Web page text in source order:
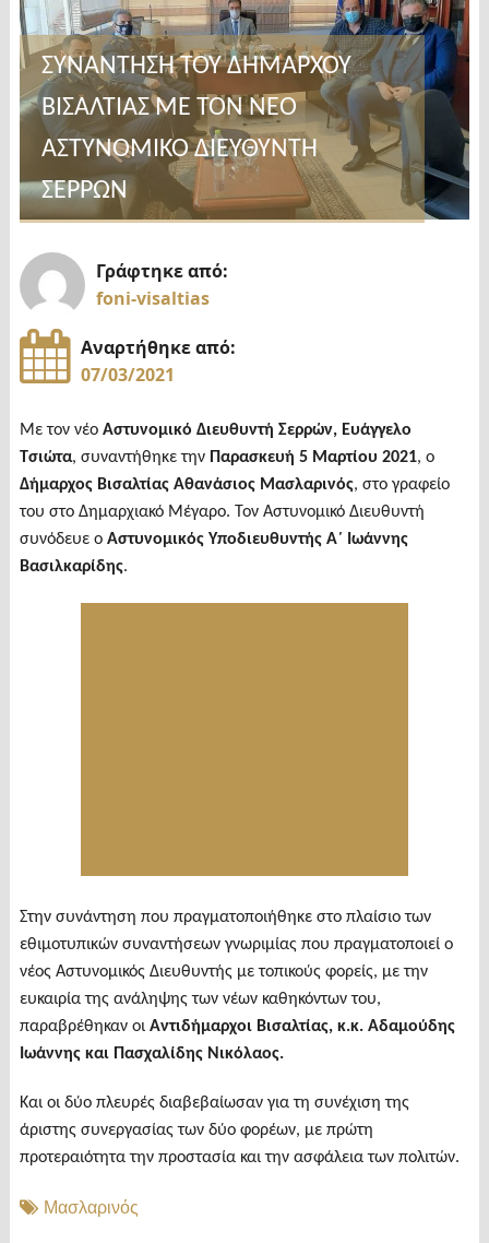
ΣΥΝΑΝΤΗΣΗ ΤΟΥ ΔΗΜΑΡΧΟΥ
ΒΙΣΑΛΤΙΑΣ ΜΕ ΤΟΝ ΝΕΟ
ΑΣΤΥΝΟΜΙΚΟ ΔΙΕΥΘΥΝΤΗ
ΣΕΡΡΩΝ
Γράφτηκε από:
foni-visaltias
Αναρτήθηκε από:
07/03/2021
Με τον νέο Αστυνομικό Διευθυντή Σερρών, Ευάγγελο
Τσιώτα, συναντήθηκε την Παρασκευή 5 Μαρτίου 2021, ο
Δήμαρχος Βισαλτίας Αθανάσιος Μασλαρινός, στο γραφείο
του στο Δημαρχιακό Μέγαρο. Τον Αστυνομικό Διευθυντή
συνόδευε ο Αστυνομικός Υποδιευθυντής Α΄ Ιωάννης
Βασιλκαρίδης.
Στην συνάντηση που πραγματοποιήθηκε στο πλαίσιο των
εθιμοτυπικών συναντήσεων γνωριμίας που πραγματοποιεί ο
νέος Αστυνομικός Διευθυντής με τοπικούς φορείς, με την
ευκαιρία της ανάληψης των νέων καθηκόντων του,
παραβρέθηκαν οι Αντιδήμαρχοι Βισαλτίας, κ.κ. Αδαμούδης
Ιωάννης και Πασχαλίδης Νικόλαος.
Και οι δύο πλευρές διαβεβαίωσαν για τη συνέχιση της
άριστης συνεργασίας των δύο φορέων, με πρώτη
προτεραιότητα την προστασία και την ασφάλεια των πολιτών.
Μασλαρινός